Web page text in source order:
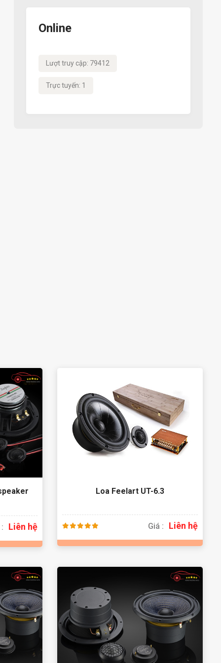
Online
Lượt truy cập: 79412
Trực tuyến: 1
Liên hệ
Loa Feelart UT-6.3
Giá : Liên hệ